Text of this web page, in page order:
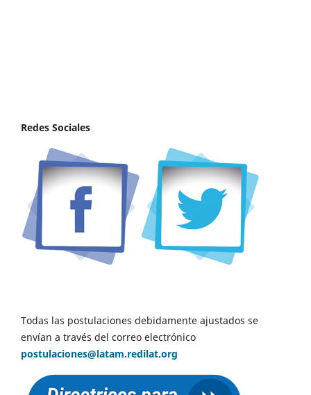
Redes Sociales
Todas las postulaciones debidamente ajustados se
envían a través del correo electrónico
postulaciones@latam.redilat.org